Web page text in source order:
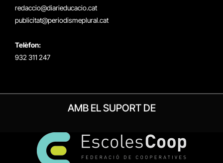
redaccio@diarieducacio.cat
publicitat@periodismeplural.cat
Telèfon:
932 311 247
AMB EL SUPORT DE